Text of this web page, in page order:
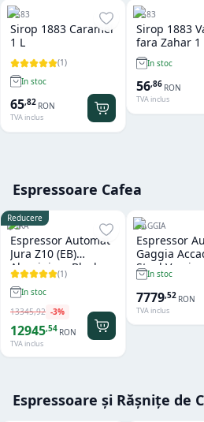
1883
Sirop 1883 Caramel
1 L
(1)
In stoc
65,82 RON
TVA inclus
1883
Sirop 1883
fara Zahar 1
In stoc
56,86 RON
TVA inclus
Espressoare Cafea
Reducere
JURA
Espressor Automat
Jura Z10 (EB)
Aluminium Black
(1)
In stoc
13345,92 -3%
12945,54 RON
TVA inclus
GAGGIA
Espressor
Gaggia
Steel Version
In stoc
7779,52 RON
TVA inclus
Espressoare și Rășnițe de